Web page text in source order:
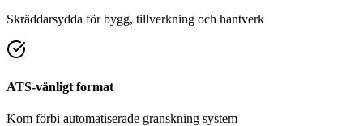
Skräddarsydda för bygg, tillverkning och hantverk
ATS-vänligt format
Kom förbi automatiserade granskning system